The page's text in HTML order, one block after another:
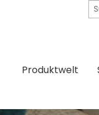
Produktwelt